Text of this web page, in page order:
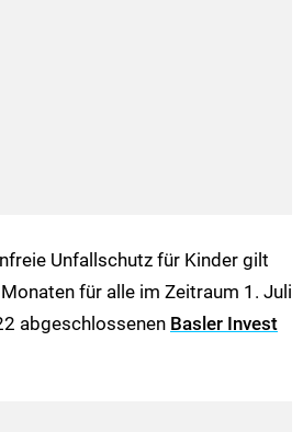
Unfallschutz für Kinder gilt
für alle im Zeitraum 1. Juli
abgeschlossenen Basler Invest